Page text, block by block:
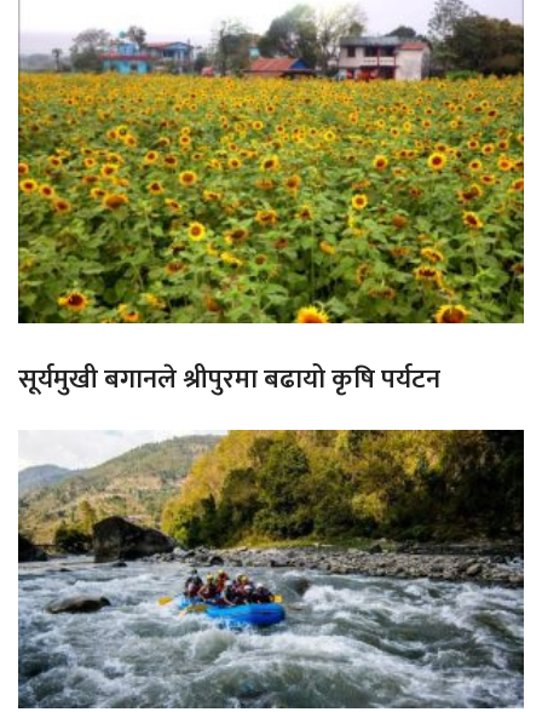
सूर्यमुखी बगानले श्रीपुरमा बढायो कृषि पर्यटन